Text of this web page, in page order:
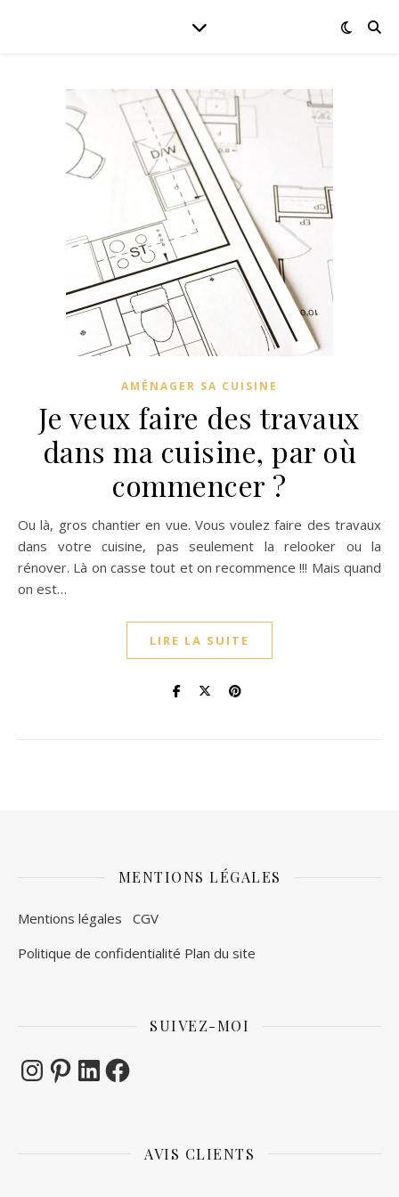
AMÉNAGER SA CUISINE
Je veux faire des travaux
dans ma cuisine, par où
commencer ?
Ou là, gros chantier en vue. Vous voulez faire des travaux
dans votre cuisine, pas seulement la relooker ou la
rénover. Là on casse tout et on recommence !!! Mais quand
on est…
LIRE LA SUITE
MENTIONS LÉGALES
Mentions légales CGV
Politique de confidentialité Plan du site
SUIVEZ-MOI
Instagram
PinterestLinkedInFacebook
AVIS CLIENTS